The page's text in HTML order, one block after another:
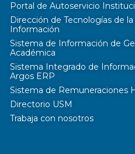
Portal de Autoservicio
Dirección de Tecnologías de la
Información
Sistema de Información de
Académica
Sistema Integrado de
Argos ERP
Sistema de Remuneraciones
Directorio USM
Trabaja con nosotros